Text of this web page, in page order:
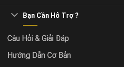
Bạn Cần Hỗ Trợ ?
Câu Hỏi & Giải Đáp
Hướng Dẫn Cơ Bản